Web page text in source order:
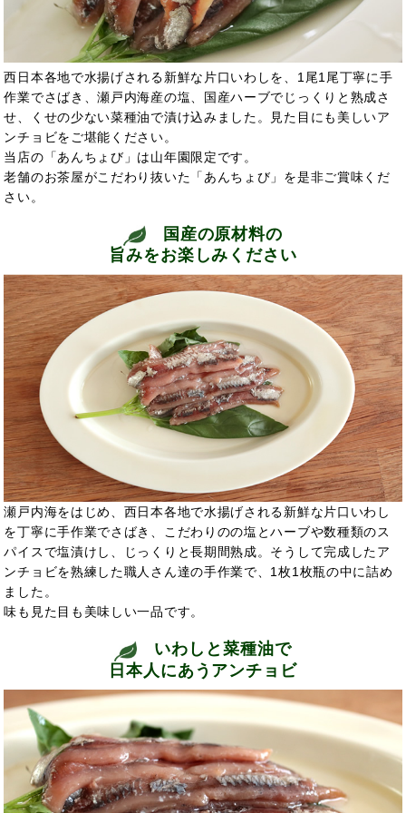
西日本各地で水揚げされる新鮮な片口いわしを、1尾1尾丁寧に手
作業でさばき、瀬戸内海産の塩、国産ハーブでじっくりと熟成さ
せ、くせの少ない菜種油で漬け込みました。見た目にも美しいア
ンチョビをご堪能ください。
当店の「あんちょび」は山年園限定です。
老舗のお茶屋がこだわり抜いた「あんちょび」を是非ご賞味くだ
さい。
国産の原材料の
旨みをお楽しみください
瀬戸内海をはじめ、西日本各地で水揚げされる新鮮な片口いわし
を丁寧に手作業でさばき、こだわりのの塩とハーブや数種類のス
パイスで塩漬けし、じっくりと長期間熟成。そうして完成したア
ンチョビを熟練した職人さん達の手作業で、1枚1枚瓶の中に詰め
ました。
味も見た目も美味しい一品です。
いわしと菜種油で
日本人にあうアンチョビ